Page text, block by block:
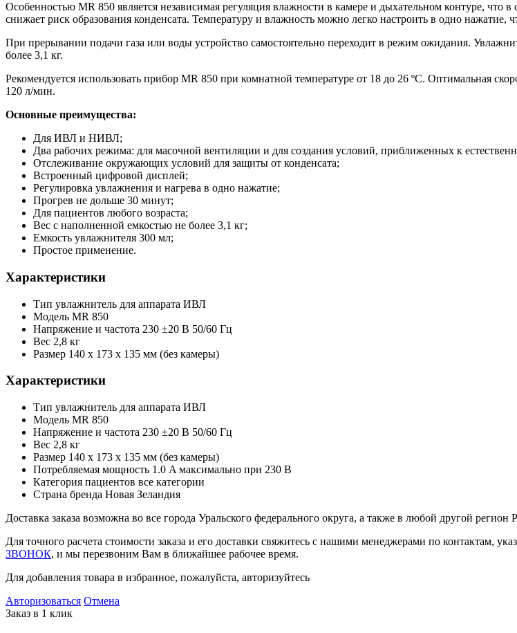
Особенностью MR 850 является независимая регуляция влажности в камере и дыхательном контуре,
снижает риск образования конденсата. Температуру и влажность можно легко настроить в одно нажатие,
При прерывании подачи газа или воды устройство самостоятельно переходит в режим ожидания.
более 3,1 кг.
Рекомендуется использовать прибор MR 850 при комнатной температуре от 18 до 26 ºC. Оптимальная
120 л/мин.
Основные преимущества:
Для ИВЛ и НИВЛ;
Два рабочих режима: для масочной вентиляции и для создания условий, приближенных к
Отслеживание окружающих условий для защиты от конденсата;
Встроенный цифровой дисплей;
Регулировка увлажнения и нагрева в одно нажатие;
Прогрев не дольше 30 минут;
Для пациентов любого возраста;
Вес с наполненной емкостью не более 3,1 кг;
Емкость увлажнителя 300 мл;
Простое применение.
Характеристики
Тип увлажнитель для аппарата ИВЛ
Модель MR 850
Напряжение и частота 230 ±20 В 50/60 Гц
Вес 2,8 кг
Размер 140 x 173 x 135 мм (без камеры)
Характеристики
Тип увлажнитель для аппарата ИВЛ
Модель MR 850
Напряжение и частота 230 ±20 В 50/60 Гц
Вес 2,8 кг
Размер 140 x 173 x 135 мм (без камеры)
Потребляемая мощность 1.0 A максимально при 230 В
Категория пациентов все категории
Страна бренда Новая Зеландия
Доставка заказа возможна во все города Уральского федерального округа, а также в любой другой
Для точного расчета стоимости заказа и его доставки свяжитесь с нашими менеджерами по контактам,
ЗВОНОК, и мы перезвоним Вам в ближайшее рабочее время.
Для добавления товара в избранное, пожалуйста, авторизуйтесь
Авторизоваться Отмена
Заказ в 1 клик